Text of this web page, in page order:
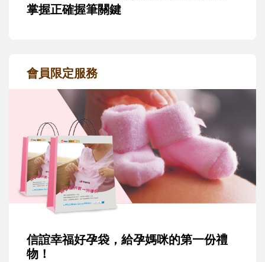
掌握正確握筆關鍵
會員限定服務
信誼幸福好孕袋，給孕媽咪的第一份禮
物！